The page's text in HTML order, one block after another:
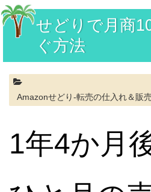
せどりで月商
ぐ方法
Amazonせどり-転売の仕入れ＆販
1年4か月後